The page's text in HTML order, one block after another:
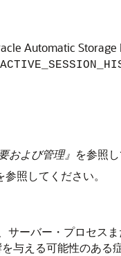
Automatic
および管理』 を参照
参照してください。
ーバー・プロセス
える可能性のある